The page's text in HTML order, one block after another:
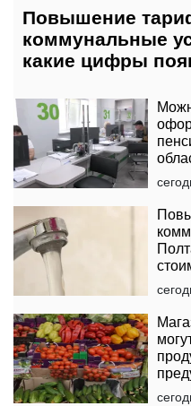
Повышение
коммунальные
какие цифры